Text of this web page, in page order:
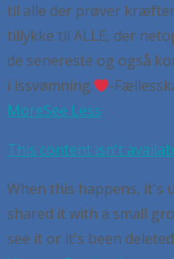
til alle der prøver
tillykke til ALLE, der
de senereste og også
i issvømning.
-
MoreSee Less
This content isn't
When this happens, it's
shared it with a small
see it or it's been